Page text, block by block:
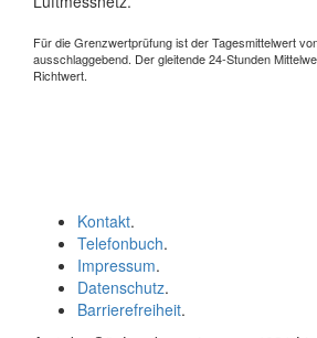
Für die Grenzwertprüfung ist der Tagesmittelwert
ausschlaggebend. Der gleitende 24-Stunden
Richtwert.
Kontakt.
Telefonbuch.
Impressum.
Datenschutz.
Barrierefreiheit.